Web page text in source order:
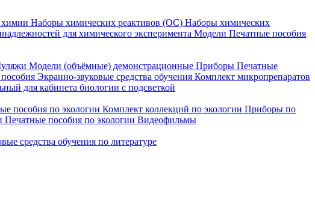
химии Наборы химических реактивов (ОС) Наборы химических
для химического эксперимента Модели Печатные пособия
Модели (объёмные) демонстрационные Приборы Печатные
Экранно-звуковые средства обучения Комплект микропрепаратов
для кабинета биологии с подсветкой
пособия по экологии Комплект коллекций по экологии Приборы по
Печатные пособия по экологии Видеофильмы
средства обучения по литературе